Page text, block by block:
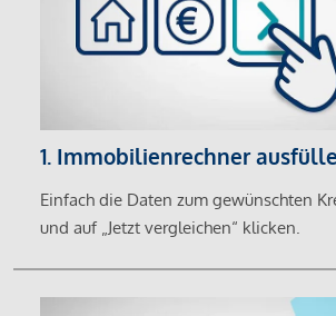
1. Immobilienrechner
Einfach die Daten zum gewünschten
und auf „Jetzt vergleichen“ klicken.